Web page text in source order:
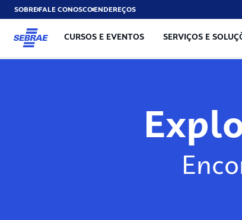
SOBREFALE CONOSCOENDEREÇOS
CURSOS E EVENTOS SERVIÇOS E